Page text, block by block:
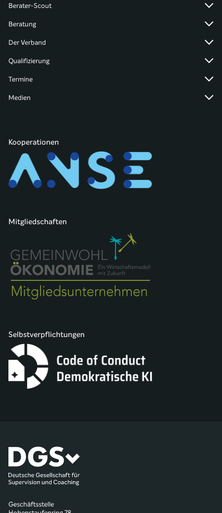
Berater-Scout
Beratung
Der Verband
Qualifizierung
Termine
Medien
Kooperationen
Mitgliedschaften
Selbstverpflichtungen
Geschäftsstelle